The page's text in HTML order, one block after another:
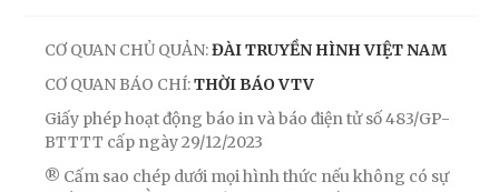
CƠ QUAN CHỦ QUẢN:ĐÀI TRUYỀN HÌNH VIỆT NAM
CƠ QUAN BÁO CHÍ:THỜI BÁO VTV
Giấy phép hoạt động báo in và báo điện tử số 483/GP-
BTTTT cấp ngày 29/12/2023
® Cấm sao chép dưới mọi hình thức nếu không có sự